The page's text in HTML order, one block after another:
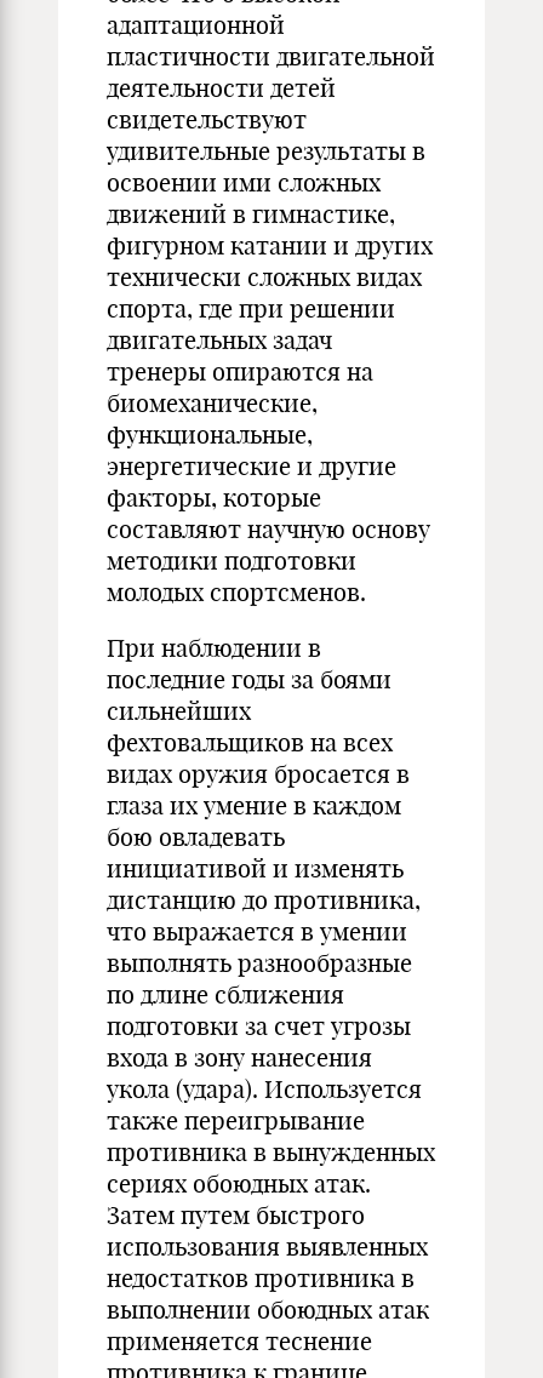
адаптационной
пластичности двигательной
деятельности детей
свидетельствуют
удивительные результаты в
освоении ими сложных
движений в гимнастике,
фигурном катании и других
технически сложных видах
спорта, где при решении
двигательных задач
тренеры опираются на
биомеханические,
функциональные,
энергетические и другие
факторы, которые
составляют научную основу
методики подготовки
молодых спортсменов.
При наблюдении в
последние годы за боями
сильнейших
фехтовальщиков на всех
видах оружия бросается в
глаза их умение в каждом
бою овладевать
инициативой и изменять
дистанцию до противника,
что выражается в умении
выполнять разнообразные
по длине сближения
подготовки за счет угрозы
входа в зону нанесения
укола (удара). Используется
также переигрывание
противника в вынужденных
сериях обоюдных атак.
Затем путем быстрого
использования выявленных
недостатков противника в
выполнении обоюдных атак
применяется теснение